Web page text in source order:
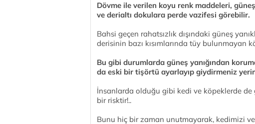
Dövme ile verilen koyu renk maddeleri,
ve derialtı dokulara perde vazifesi görebilir.
Bahsi geçen rahatsızlık dışındaki güneş
derisinin bazı kısımlarında tüy bulunmayan
Bu gibi durumlarda güneş yanığından
da eski bir tişörtü ayarlayıp giydirmeniz
İnsanlarda olduğu gibi kedi ve köpeklerde de
bir risktir!..
Bunu hiç bir zaman unutmayarak, kedimizi